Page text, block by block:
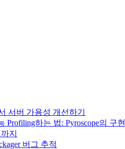
서버 가용성 개선하기
Profiling하는 법: Pyroscope의 구
지
버그 추적